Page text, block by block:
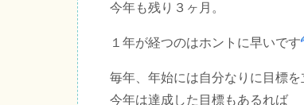
今年も残り３ヶ月。
１年が経つのはホントに早いです
毎年、年始には自分なりに目標を
今年は達成した目標もあるれば